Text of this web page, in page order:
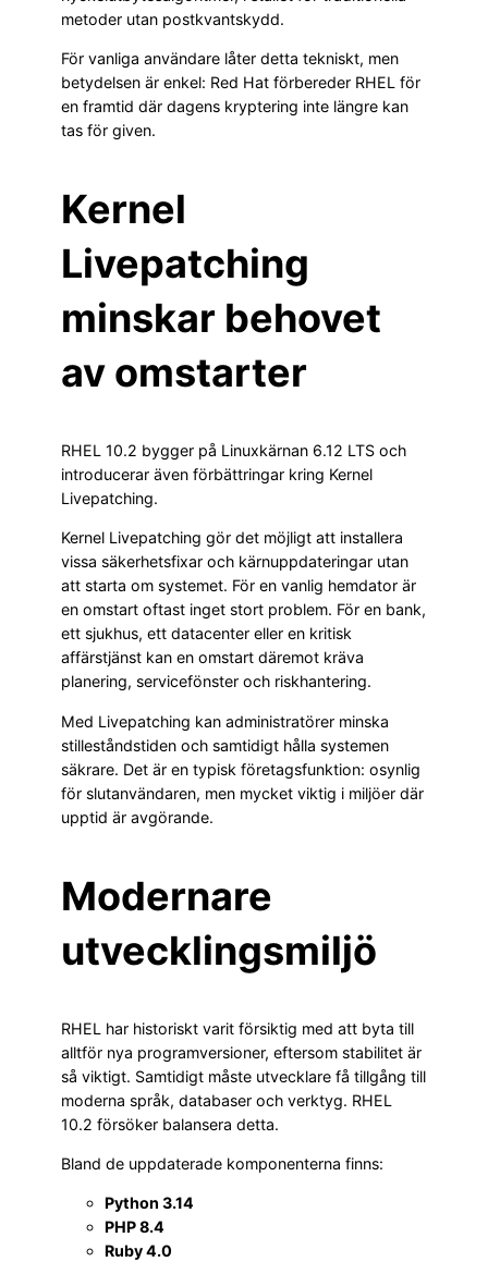
metoder utan postkvantskydd.
För vanliga användare låter detta tekniskt, men
betydelsen är enkel: Red Hat förbereder RHEL för
en framtid där dagens kryptering inte längre kan
tas för given.
Kernel
Livepatching
minskar behovet
av omstarter
RHEL 10.2 bygger på Linuxkärnan 6.12 LTS och
introducerar även förbättringar kring Kernel
Livepatching.
Kernel Livepatching gör det möjligt att installera
vissa säkerhetsfixar och kärnuppdateringar utan
att starta om systemet. För en vanlig hemdator är
en omstart oftast inget stort problem. För en bank,
ett sjukhus, ett datacenter eller en kritisk
affärstjänst kan en omstart däremot kräva
planering, servicefönster och riskhantering.
Med Livepatching kan administratörer minska
stilleståndstiden och samtidigt hålla systemen
säkrare. Det är en typisk företagsfunktion: osynlig
för slutanvändaren, men mycket viktig i miljöer där
upptid är avgörande.
Modernare
utvecklingsmiljö
RHEL har historiskt varit försiktig med att byta till
alltför nya programversioner, eftersom stabilitet är
så viktigt. Samtidigt måste utvecklare få tillgång till
moderna språk, databaser och verktyg. RHEL
10.2 försöker balansera detta.
Bland de uppdaterade komponenterna finns:
Python 3.14
PHP 8.4
Ruby 4.0